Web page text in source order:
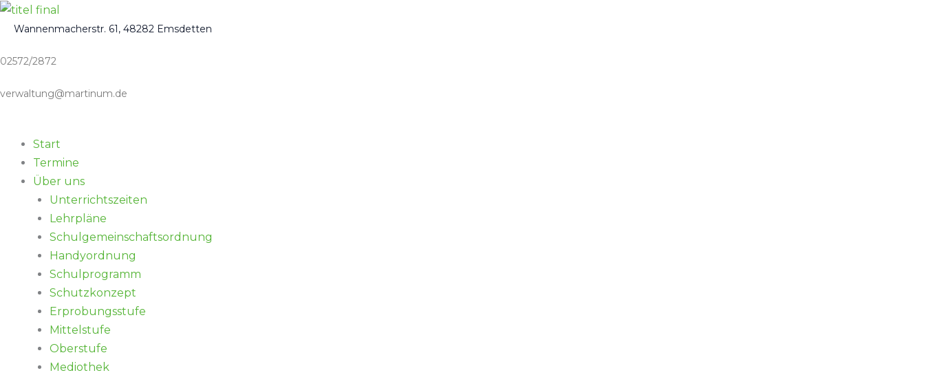
Zum
Inhalt
Wannenmacherstr. 61, 48282 Emsdetten
02572/2872
verwaltung@martinum.de
Start
Termine
Über uns
Unterrichtszeiten
Lehrpläne
Schulgemeinschaftsordnung
Handyordnung
Schulprogramm
Schutzkonzept
Erprobungsstufe
Mittelstufe
Oberstufe
Mediothek